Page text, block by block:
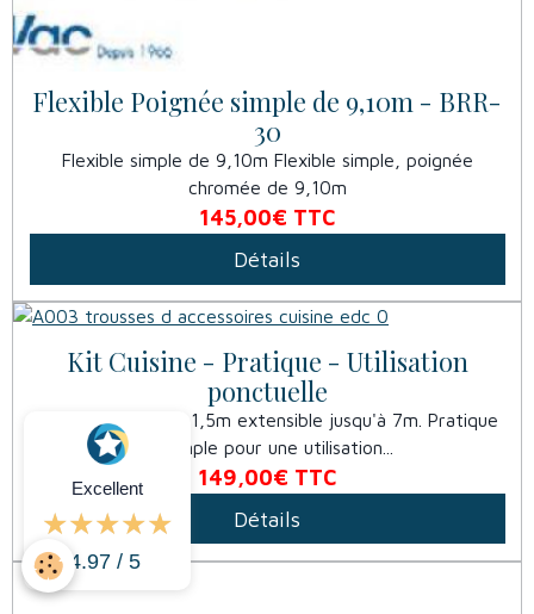
Flexible Poignée simple de 9,10m - BRR-
30
Flexible simple de 9,10m Flexible simple, poignée
chromée de 9,10m
145,00€ TTC
Détails
Kit Cuisine - Pratique - Utilisation
ponctuelle
Flexible simple de 1,5m extensible jusqu'à 7m. Pratique
et simple pour une utilisation...
149,00€ TTC
Détails
Excellent
4.97 / 5